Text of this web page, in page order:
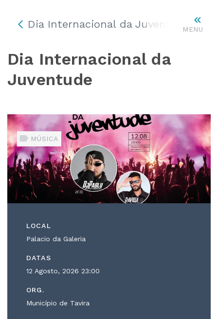
MENU
Dia Internacional da Juventude
Dia Internacional da
Juventude
MÚSICA
LOCAL
Palacio da Galeria
DATAS
12 Agosto, 2026 23:00
ORG.
Município de Tavira